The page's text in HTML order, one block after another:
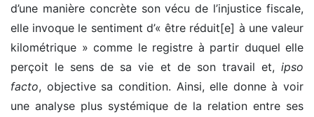
d’une manière concrète son vécu de l’injustice fiscale,
elle invoque le sentiment d’« être réduit[e] à une valeur
kilométrique » comme le registre à partir duquel elle
perçoit le sens de sa vie et de son travail et, ipso
facto, objective sa condition. Ainsi, elle donne à voir
une analyse plus systémique de la relation entre ses